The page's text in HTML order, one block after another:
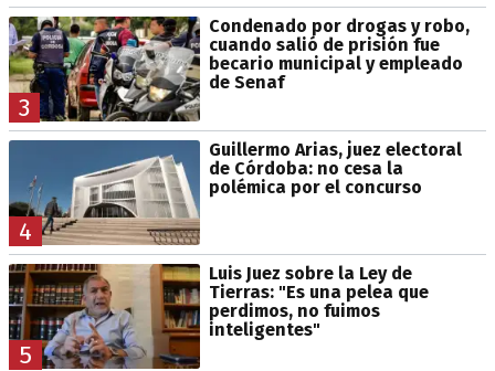
3
Condenado por drogas y robo,
cuando salió de prisión fue
becario municipal y empleado
de Senaf
4
Guillermo Arias, juez electoral
de Córdoba: no cesa la
polémica por el concurso
5
Luis Juez sobre la Ley de
Tierras: "Es una pelea que
perdimos, no fuimos
inteligentes"